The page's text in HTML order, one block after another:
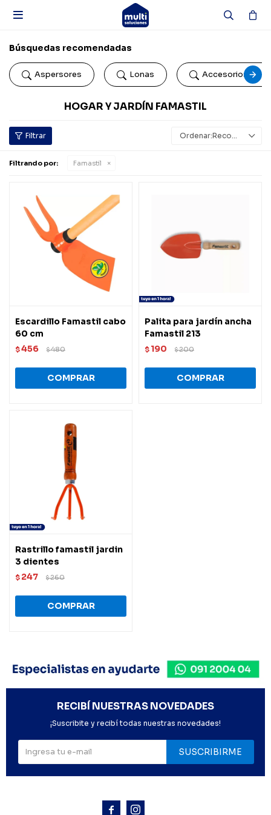

Búsquedas recomendadas
Aspersores Lonas Accesorios de
HOGAR Y JARDÍN FAMASTIL
Recomendados
Filtrando por: Famastil
Escardillo Famastil cabo
60 cm
$456 $480
Palita para jardín ancha
Famastil 213
$ 190 $200
Rastrillo famastil jardin
3 dientes
$ 247 $260
 
RECIBÍ NUESTRAS NOVEDADES
¡Suscribite y recibí todas nuestras novedades!
SUSCRIBIRME